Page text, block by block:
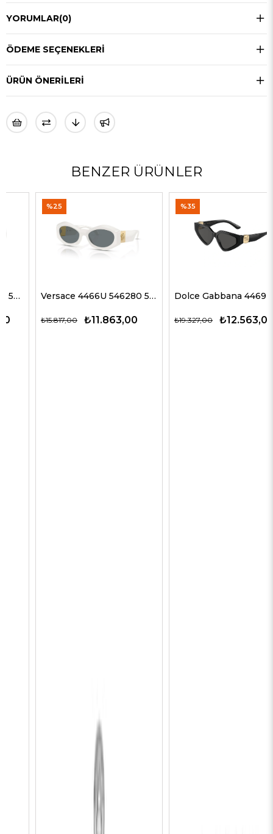
YORUMLAR(0)
ÖDEME SEÇENEKLERI
ÜRÜN ÖNERILERI
BENZER ÜRÜNLER
Versace 4466U 546280 54 G Kadın Güneş Gözlükleri
₺11.863,00
₺15.817,00
Dolce Gabbana 4469 501/87 59 G Kadın Güneş Gözlükleri
₺12.563,00
₺19.327,00